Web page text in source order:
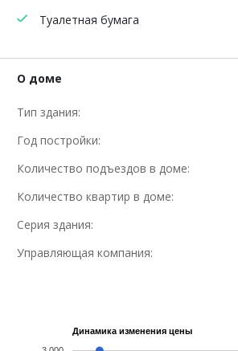
Туалетная бумага
О доме
Тип здания:
Год постройки:
Количество подъездов в доме:
Количество квартир в доме:
Серия здания:
Управляющая компания:
Динамика изменения цены